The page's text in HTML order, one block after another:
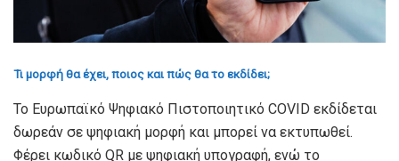
Τι μορφή θα έχει, ποιος και πώς θα το εκδίδει;
Το Ευρωπαϊκό Ψηφιακό Πιστοποιητικό COVID εκδίδεται
δωρεάν σε ψηφιακή μορφή και μπορεί να εκτυπωθεί.
Φέρει κωδικό QR με ψηφιακή υπογραφή, ενώ το